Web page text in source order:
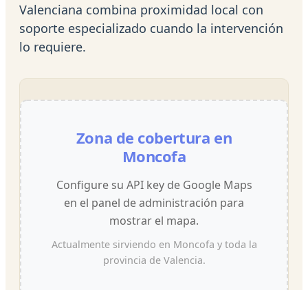
Valenciana combina proximidad local con
soporte especializado cuando la intervención
lo requiere.
Zona de cobertura en
Moncofa
Configure su API key de Google Maps
en el panel de administración para
mostrar el mapa.
Actualmente sirviendo en Moncofa y toda la
provincia de Valencia.